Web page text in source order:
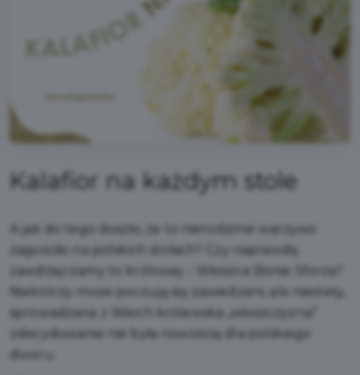
Kalafior na każdym stole
A jak do tego doszło, że to nierodzime warzywo
zagościło na polskich stołach? Czy naprawdę
zawdzięczamy to królowej – Włoszce Bonie Sforza?
Niektórzy może poczują się zawiedzeni, ale niestety,
sprowadzana z Włoch królewska „włoszczyzna”
zdecydowanie nie była nowością dla polskiego
dworu.